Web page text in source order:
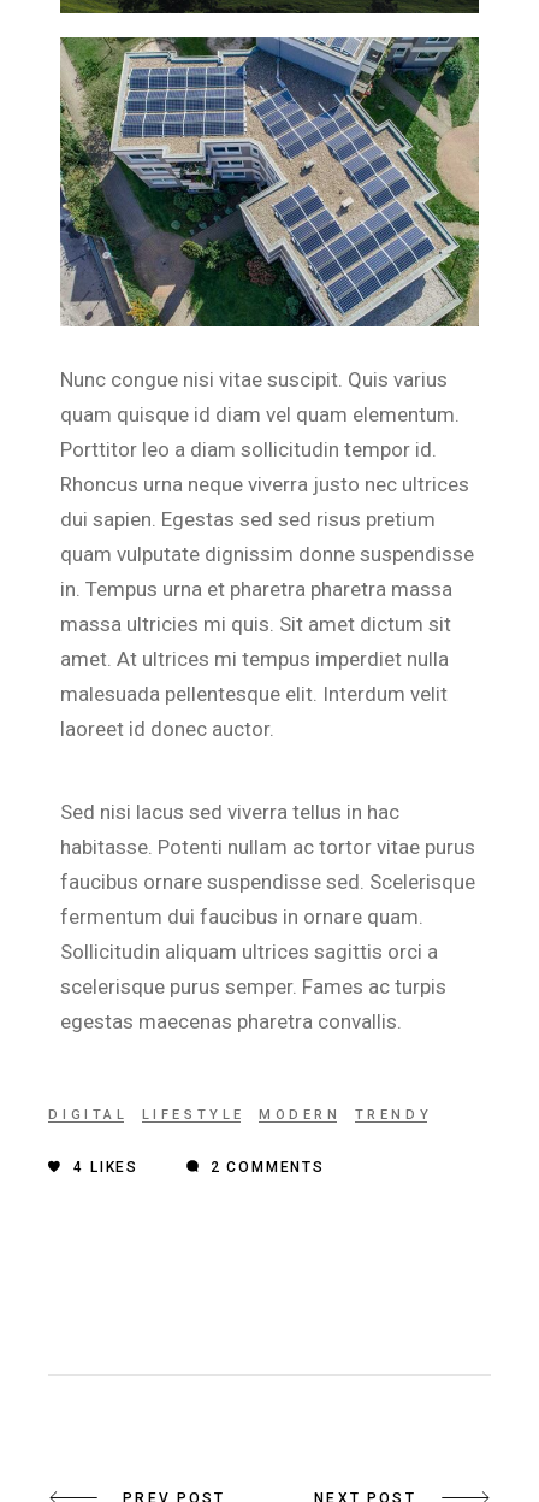
Nunc congue nisi vitae suscipit. Quis varius
quam quisque id diam vel quam elementum.
Porttitor leo a diam sollicitudin tempor id.
Rhoncus urna neque viverra justo nec ultrices
dui sapien. Egestas sed sed risus pretium
quam vulputate dignissim donne suspendisse
in. Tempus urna et pharetra pharetra massa
massa ultricies mi quis. Sit amet dictum sit
amet. At ultrices mi tempus imperdiet nulla
malesuada pellentesque elit. Interdum velit
laoreet id donec auctor.
Sed nisi lacus sed viverra tellus in hac
habitasse. Potenti nullam ac tortor vitae purus
faucibus ornare suspendisse sed. Scelerisque
fermentum dui faucibus in ornare quam.
Sollicitudin aliquam ultrices sagittis orci a
scelerisque purus semper. Fames ac turpis
egestas maecenas pharetra convallis.
DIGITAL LIFESTYLE MODERN TRENDY
4 LIKES 2 COMMENTS
PREV POST NEXT POST